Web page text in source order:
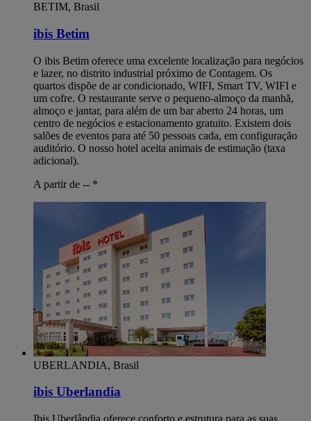
BETIM, Brasil
ibis Betim
O ibis Betim oferece uma excelente localização para negócios
e lazer, no distrito industrial próximo de Contagem. Os
quartos dispõe de ar condicionado, WIFI, Smart TV, WIFI e
um cofre. O restaurante serve o pequeno-almoço da manhã,
almoço e jantar, para além de um bar aberto 24 horas, um
centro de negócios e estacionamento gratuito. Existem dois
salões de eventos para até 50 pessoas cada, em configuração
auditório. O nosso hotel aceita animais de estimação (taxa
adicional).
A partir de -- *
UBERLANDIA, Brasil
ibis Uberlandia
Ibis Uberlândia oferece conforto e estrutura para as suas